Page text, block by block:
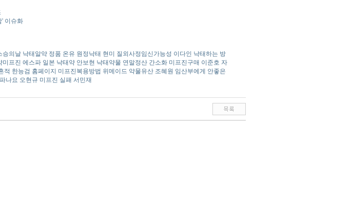
' 이슈화
승의날 낙태알약 정품 온유 원정낙태 현미 질외사정임신가능성 이다인 낙태하는 방
미프진 에스파 일본 낙태약 안보현 낙태약물 연말정산 간소화 미프진구매 이준호 자
적 한능검 홈페이지 미프진복용방법 위메이드 약물유산 조혜원 임산부에게 안좋은
나요 오현규 미프진 실패 서민재